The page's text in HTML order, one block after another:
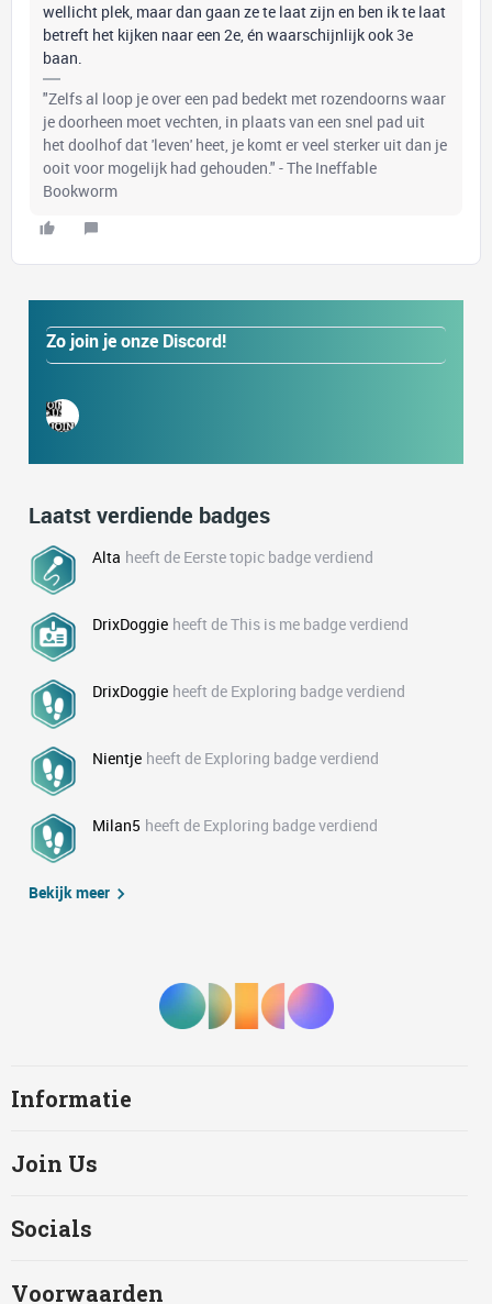
wellicht plek, maar dan gaan ze te laat zijn en ben ik te laat
betreft het kijken naar een 2e, én waarschijnlijk ook 3e
baan.
"Zelfs al loop je over een pad bedekt met rozendoorns waar
je doorheen moet vechten, in plaats van een snel pad uit
het doolhof dat 'leven' heet, je komt er veel sterker uit dan je
ooit voor mogelijk had gehouden." - The Ineffable
Bookworm
Zo join je onze Discord!
Laatst verdiende badges
Alta heeft de Eerste topic badge verdiend
DrixDoggie heeft de This is me badge verdiend
DrixDoggie heeft de Exploring badge verdiend
Nientje heeft de Exploring badge verdiend
Milan5 heeft de Exploring badge verdiend
Bekijk meer
Informatie
Join Us
Socials
Voorwaarden